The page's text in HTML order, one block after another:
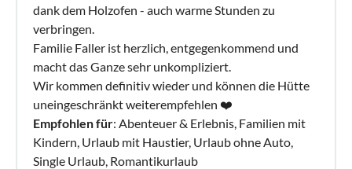
dank dem Holzofen - auch warme Stunden zu
verbringen.
Familie Faller ist herzlich, entgegenkommend und
macht das Ganze sehr unkompliziert.
Wir kommen definitiv wieder und können die Hütte
uneingeschränkt weiterempfehlen ❤️
Empfohlen für: Abenteuer & Erlebnis, Familien mit
Kindern, Urlaub mit Haustier, Urlaub ohne Auto,
Single Urlaub, Romantikurlaub